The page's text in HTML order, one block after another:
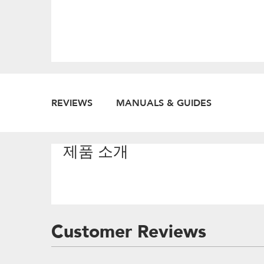
REVIEWS MANUALS & GUIDES
제품 소개
Customer Reviews